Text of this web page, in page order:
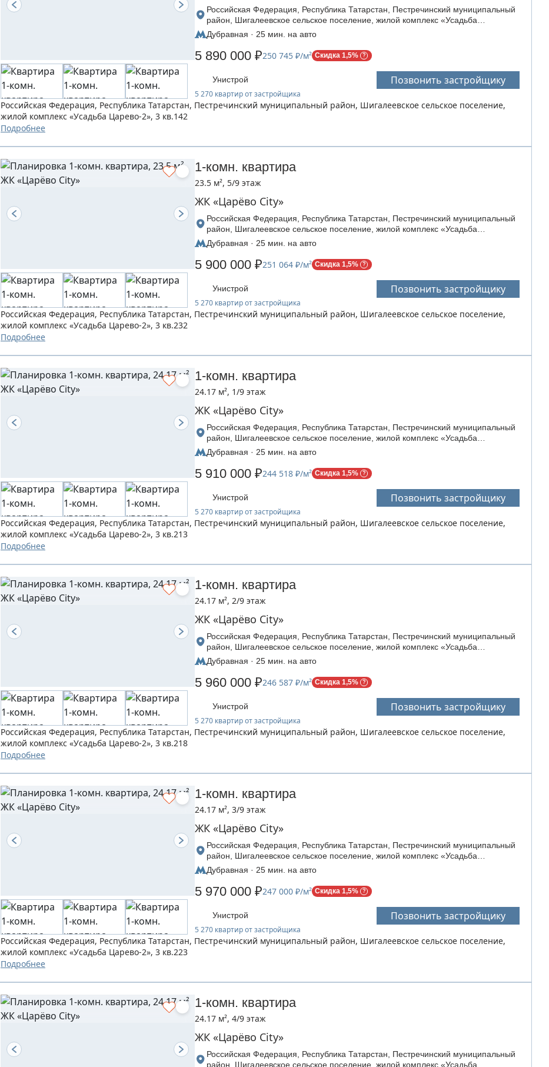
Российская Федерация, Республика Татарстан, Пестречинский муниципальный
район, Шигалеевское сельское поселение, жилой комплекс «Усадьба
Царево-2», дом 3
Дубравная · 25 мин. на авто
5 890 000 ₽250 745 ₽/м² Скидка 1,5%
Унистрой
5 270 квартир от застройщика
Позвонить застройщику
Российская Федерация, Республика Татарстан, Пестречинский муниципальный район, Шигалеевское сельское поселение,
жилой комплекс «Усадьба Царево-2», 3 кв.142
Подробнее
1-комн. квартира
23.5 м², 5/9 этаж
ЖК «Царёво City»
Российская Федерация, Республика Татарстан, Пестречинский муниципальный
район, Шигалеевское сельское поселение, жилой комплекс «Усадьба
Царево-2», дом 3
Дубравная · 25 мин. на авто
5 900 000 ₽251 064 ₽/м² Скидка 1,5%
Унистрой
5 270 квартир от застройщика
Позвонить застройщику
Российская Федерация, Республика Татарстан, Пестречинский муниципальный район, Шигалеевское сельское поселение,
жилой комплекс «Усадьба Царево-2», 3 кв.232
Подробнее
1-комн. квартира
24.17 м², 1/9 этаж
ЖК «Царёво City»
Российская Федерация, Республика Татарстан, Пестречинский муниципальный
район, Шигалеевское сельское поселение, жилой комплекс «Усадьба
Царево-2», дом 3
Дубравная · 25 мин. на авто
5 910 000 ₽244 518 ₽/м² Скидка 1,5%
Унистрой
5 270 квартир от застройщика
Позвонить застройщику
Российская Федерация, Республика Татарстан, Пестречинский муниципальный район, Шигалеевское сельское поселение,
жилой комплекс «Усадьба Царево-2», 3 кв.213
Подробнее
1-комн. квартира
24.17 м², 2/9 этаж
ЖК «Царёво City»
Российская Федерация, Республика Татарстан, Пестречинский муниципальный
район, Шигалеевское сельское поселение, жилой комплекс «Усадьба
Царево-2», дом 3
Дубравная · 25 мин. на авто
5 960 000 ₽246 587 ₽/м² Скидка 1,5%
Унистрой
5 270 квартир от застройщика
Позвонить застройщику
Российская Федерация, Республика Татарстан, Пестречинский муниципальный район, Шигалеевское сельское поселение,
жилой комплекс «Усадьба Царево-2», 3 кв.218
Подробнее
1-комн. квартира
24.17 м², 3/9 этаж
ЖК «Царёво City»
Российская Федерация, Республика Татарстан, Пестречинский муниципальный
район, Шигалеевское сельское поселение, жилой комплекс «Усадьба
Царево-2», дом 3
Дубравная · 25 мин. на авто
5 970 000 ₽247 000 ₽/м² Скидка 1,5%
Унистрой
5 270 квартир от застройщика
Позвонить застройщику
Российская Федерация, Республика Татарстан, Пестречинский муниципальный район, Шигалеевское сельское поселение,
жилой комплекс «Усадьба Царево-2», 3 кв.223
Подробнее
1-комн. квартира
24.17 м², 4/9 этаж
ЖК «Царёво City»
Российская Федерация, Республика Татарстан, Пестречинский муниципальный
район, Шигалеевское сельское поселение, жилой комплекс «Усадьба